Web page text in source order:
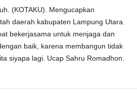
(KOTAKU). Mengucapkan
daerah kabupaten Lampung Utara.
bekerjasama untuk menjaga dan
baik, karena membangun tidak
siyapa lagi. Ucap Sahru Romadhon.